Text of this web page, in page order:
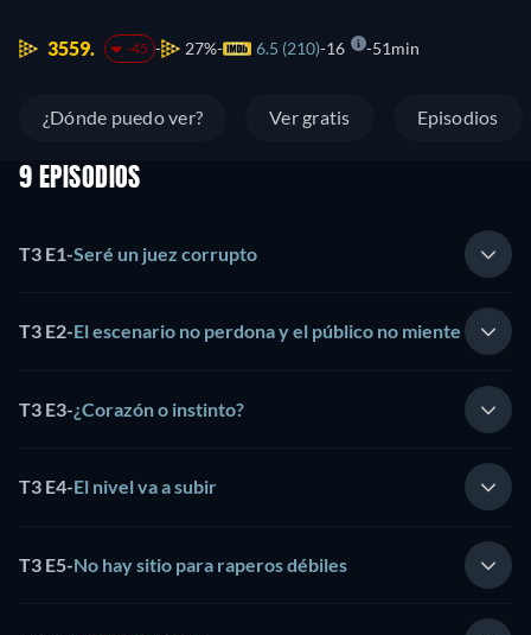
3559. -45 27% 6.5 (210) 16 51min
¿Dónde puedo ver? Ver gratis Episodios
9 EPISODIOS
T3 E1-Seré un juez corrupto
T3 E2-El escenario no perdona y el público no miente
T3 E3-¿Corazón o instinto?
T3 E4-El nivel va a subir
T3 E5-No hay sitio para raperos débiles